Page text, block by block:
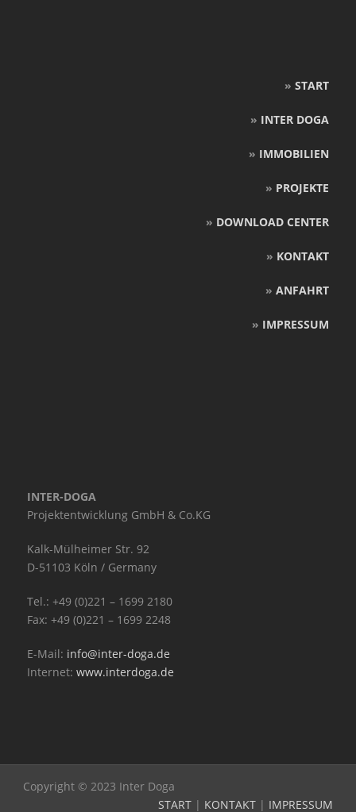
» START
» INTER DOGA
» IMMOBILIEN
» PROJEKTE
» DOWNLOAD CENTER
» KONTAKT
» ANFAHRT
» IMPRESSUM
INTER-DOGA
Projektentwicklung GmbH & Co.KG
Kalk-Mülheimer Str. 92
D-51103 Köln / Germany
Tel.: +49 (0)221 – 1699 2180
Fax: +49 (0)221 – 1699 2248
E-Mail: info@inter-doga.de
Internet: www.interdoga.de
Copyright © 2023 Inter Doga
START | KONTAKT | IMPRESSUM